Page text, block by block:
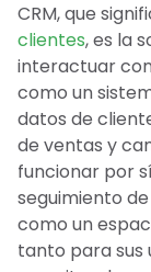
CRM, que
clientes, es la
interactuar
como un
datos de
de ventas y
funcionar por
seguimiento
como un
tanto para sus